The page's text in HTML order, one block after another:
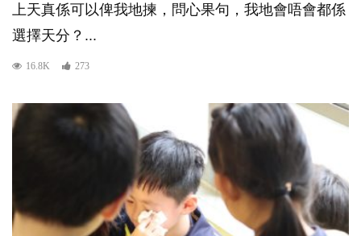
上天真係可以俾我地揀，問心果句，我地會唔會都係
選擇天分？...
16.8K 273